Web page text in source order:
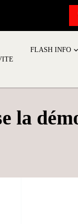
FLASH INFO
la